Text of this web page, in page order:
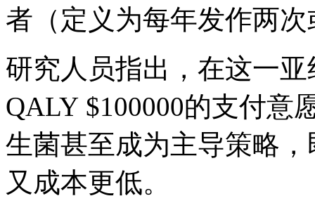
者（定义为每年发作两
研究人员指出，在这一
QALY $100000的支付意
生菌甚至成为主导策略
又成本更低。